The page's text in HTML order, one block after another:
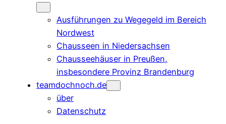
Ausführungen zu Wegegeld im Bereich
Nordwest
Chausseen in Niedersachsen
Chausseehäuser in Preußen,
insbesondere Provinz Brandenburg
teamdochnoch.de
über
Datenschutz